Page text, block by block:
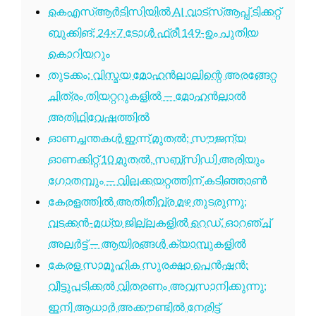
കെഎസ്ആർടിസിയിൽ AI വാട്സ്ആപ്പ് ടിക്കറ്റ്
ബുക്കിങ്; 24×7 ടോൾ ഫ്രീ 149-ഉം പുതിയ
കൊറിയറും
തുടക്കം: വിസ്മയ മോഹൻലാലിന്റെ അരങ്ങേറ്റ
ചിത്രം തിയറ്ററുകളിൽ — മോഹൻലാൽ
അതിഥിവേഷത്തിൽ
ഓണച്ചന്തകൾ ഇന്ന് മുതൽ; സൗജന്യ
ഓണക്കിറ്റ് 10 മുതൽ, സബ്സിഡി അരിയും
ഗോതമ്പും — വിലക്കയറ്റത്തിന് കടിഞ്ഞാൺ
കേരളത്തിൽ അതിതീവ്ര മഴ തുടരുന്നു;
വടക്കൻ-മധ്യ ജില്ലകളിൽ റെഡ്, ഓറഞ്ച്
അലർട്ട് — ആയിരങ്ങൾ ക്യാമ്പുകളിൽ
കേരള സാമൂഹിക സുരക്ഷാ പെൻഷൻ:
വീട്ടുപടിക്കൽ വിതരണം അവസാനിക്കുന്നു;
ഇനി ആധാർ അക്കൗണ്ടിൽ നേരിട്ട്